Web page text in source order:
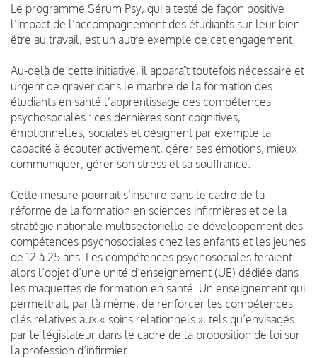
Le programme Sérum Psy, qui a testé de façon positive
l’impact de l’accompagnement des étudiants sur leur bien-
être au travail, est un autre exemple de cet engagement.
Au-delà de cette initiative, il apparaît toutefois nécessaire et
urgent de graver dans le marbre de la formation des
étudiants en santé l’apprentissage des compétences
psychosociales : ces dernières sont cognitives,
émotionnelles, sociales et désignent par exemple la
capacité à écouter activement, gérer ses émotions, mieux
communiquer, gérer son stress et sa souffrance.
Cette mesure pourrait s’inscrire dans le cadre de la
réforme de la formation en sciences infirmières et de la
stratégie nationale multisectorielle de développement des
compétences psychosociales chez les enfants et les jeunes
de 12 à 25 ans. Les compétences psychosociales feraient
alors l’objet d’une unité d’enseignement (UE) dédiée dans
les maquettes de formation en santé. Un enseignement qui
permettrait, par là même, de renforcer les compétences
clés relatives aux « soins relationnels », tels qu’envisagés
par le législateur dans le cadre de la proposition de loi sur
la profession d’infirmier.